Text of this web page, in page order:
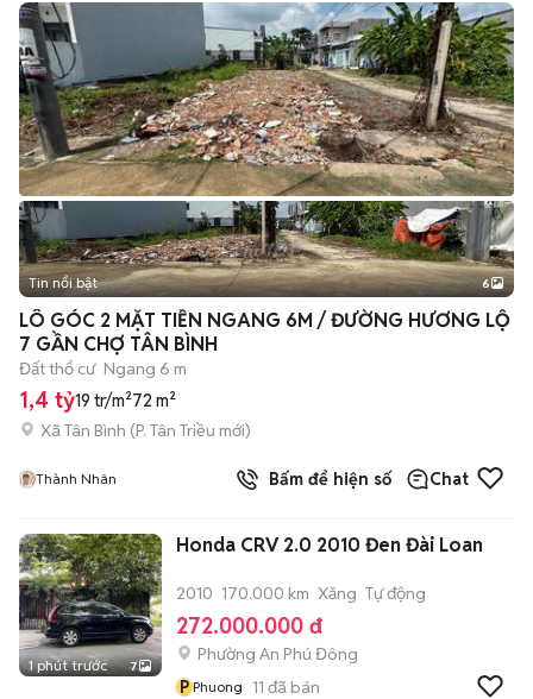
+2
Tin nổi bật 6
LÔ GÓC 2 MẶT TIỀN NGANG 6M / ĐƯỜNG HƯƠNG LỘ
7 GẦN CHỢ TÂN BÌNH
Đất thổ cư Ngang 6 m
1,4 tỷ19 tr/m²72 m²
Xã Tân Bình (P. Tân Triều mới)
Thành Nhân Bấm để hiện số Chat
1 phút trước 7
Honda CRV 2.0 2010 Đen Đài Loan
2010 170.000 km Xăng Tự động
272.000.000 đ
Phường An Phú Đông
P Phuong 11 đã bán